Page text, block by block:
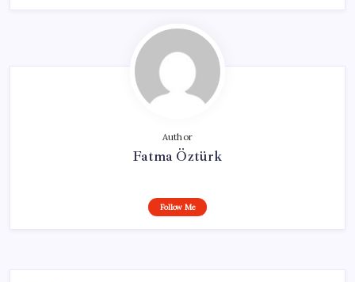
Author
Fatma Öztürk
Follow Me